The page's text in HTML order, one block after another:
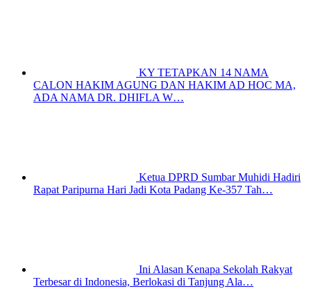
KY TETAPKAN 14 NAMA
CALON HAKIM AGUNG DAN HAKIM AD HOC MA,
ADA NAMA DR. DHIFLA W…
Ketua DPRD Sumbar Muhidi Hadiri
Rapat Paripurna Hari Jadi Kota Padang Ke-357 Tah…
Ini Alasan Kenapa Sekolah Rakyat
Terbesar di Indonesia, Berlokasi di Tanjung Ala…